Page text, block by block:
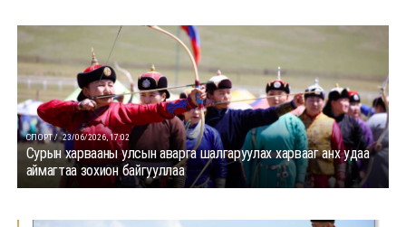
СПОРТ / 23/06/2026, 17:02
Сурын харвааны улсын аварга шалгаруулах харвааг анх удаа
аймагтаа зохион байгууллаа